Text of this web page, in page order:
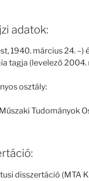
adatok:
1940. március 24.
tagja (levelező 2004.
osztály:
Tudományok
disszertáció (MTA